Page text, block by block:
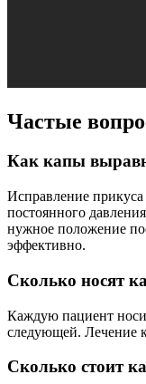
Частые
Как капы
Исправление
постоянного
нужное положение
эффективно.
Сколько носят
Каждую пациент
следующей. Лечение
Сколько стоит